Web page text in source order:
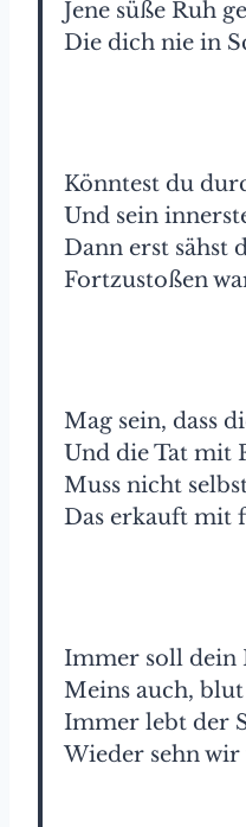
Jene süße Ruh
Die dich nie in
Könntest du
Und sein
Dann erst sähst
Fortzustoßen
Mag sein, dass
Und die Tat mit
Muss nicht
Das erkauft mit
Immer soll dein
Meins auch, blut
Immer lebt der
Wieder sehn